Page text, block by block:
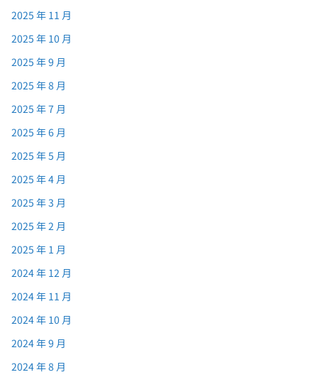
2025 年 11 月
2025 年 10 月
2025 年 9 月
2025 年 8 月
2025 年 7 月
2025 年 6 月
2025 年 5 月
2025 年 4 月
2025 年 3 月
2025 年 2 月
2025 年 1 月
2024 年 12 月
2024 年 11 月
2024 年 10 月
2024 年 9 月
2024 年 8 月